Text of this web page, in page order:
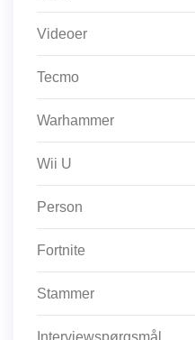
Videoer
Tecmo
Warhammer
Wii U
Person
Fortnite
Stammer